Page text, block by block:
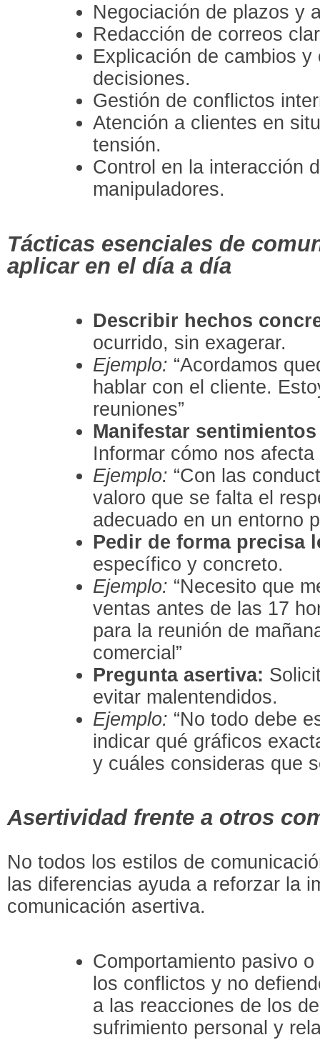
Negociación de plazos y
Redacción de correos
Explicación de cambios y
decisiones.
Gestión de conflictos
Atención a clientes en
tensión.
Control en la interacción
manipuladores.
Tácticas esenciales de
aplicar en el día a día
Describir hechos
ocurrido, sin exagerar.
Ejemplo: “Acordamos
hablar con el cliente.
reuniones”
Manifestar
Informar cómo nos
Ejemplo: “Con las
valoro que se falta el
adecuado en un entorno
Pedir de forma precisa
específico y concreto.
Ejemplo: “Necesito que
ventas antes de las 17
para la reunión de
comercial”
Pregunta asertiva:
evitar malentendidos.
Ejemplo: “No todo debe
indicar qué gráficos
y cuáles consideras que
Asertividad frente a otros
No todos los estilos de
las diferencias ayuda a reforzar la
comunicación asertiva.
Comportamiento pasivo
los conflictos y no
a las reacciones de los
sufrimiento personal y